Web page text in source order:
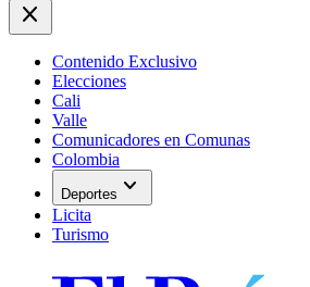
close
Contenido Exclusivo
Elecciones
Cali
Valle
Comunicadores en Comunas
Colombia
Deportes expand_more
Licita
Turismo